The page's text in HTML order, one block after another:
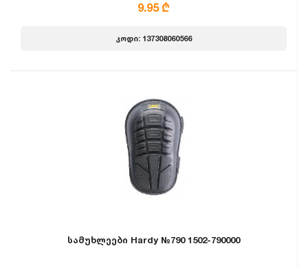
9.95 ₾
კოდი: 137308060566
სამუხლეები Hardy №790 1502-790000